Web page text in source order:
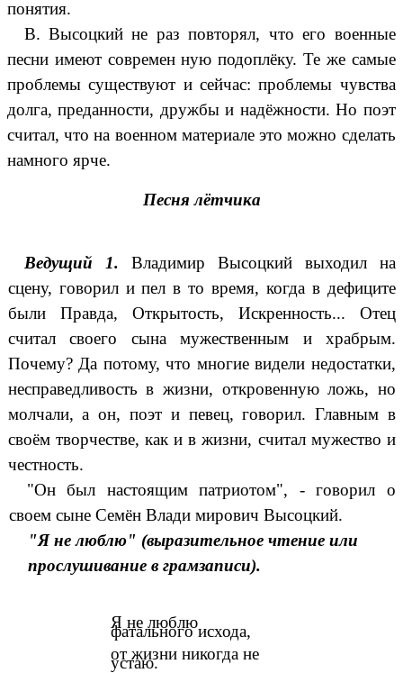
понятия.
В. Высоцкий не раз повторял, что его военные
песни имеют современ ную подоплёку. Те же самые
проблемы существуют и сейчас: проблемы чувства
долга, преданности, дружбы и надёжности. Но поэт
считал, что на военном материале это можно сделать
намного ярче.
Песня лётчика
Ведущий 1. Владимир Высоцкий выходил на
сцену, говорил и пел в то время, когда в дефиците
были Правда, Открытость, Искренность... Отец
считал своего сына мужественным и храбрым.
Почему? Да потому, что многие видели недостатки,
несправедливость в жизни, откровенную ложь, но
молчали, а он, поэт и певец, говорил. Главным в
своём творчестве, как и в жизни, считал мужество и
честность.
"Он был настоящим патриотом", - говорил о
своем сыне Семён Влади мирович Высоцкий.
"Я не люблю" (выразительное чтение или
прослушивание в грамзаписи).
Я не люблю
фатального исхода,
от жизни никогда не
устаю.